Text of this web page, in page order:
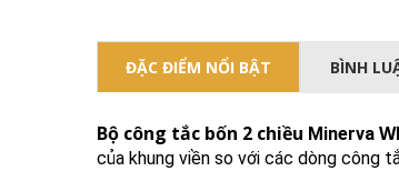
ĐẶC ĐIỂM NỔI BẬT BÌNH
Bộ công tắc bốn 2 chiều Minerva
của khung viền so với các dòng công